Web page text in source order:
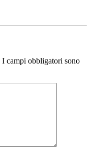
I campi obbligatori sono